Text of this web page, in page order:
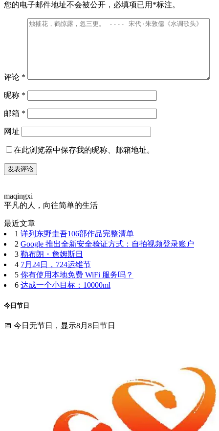
您的电子邮件地址不会被公开， 必填项已用 *标注。
评论 *
昵称 *
邮箱 *
网址
在此浏览器中保存我的昵称、邮箱地址。
maqingxi
平凡的人，向往简单的生活
最近文章
1 详列东野圭吾106部作品完整清单
2 Google 推出全新安全验证方式：自拍视频登录账户
3 勒布朗・詹姆斯日
4 7月24日，724运维节
5 你有使用本地免费 WiFi 服务吗？
6 达成一个小目标：10000ml
今日节日
📅 今日无节日，显示8月8日节日